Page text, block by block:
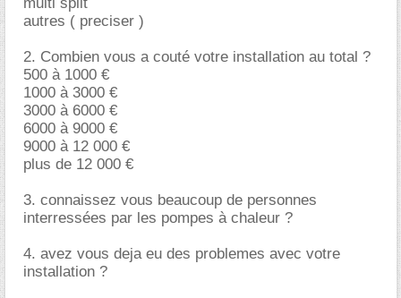
autres ( preciser )
2. Combien vous a couté votre installation au total ?
500 à 1000
1000 à 3000
3000 à 6000
6000 à 9000
9000 à 12 000
plus de 12 000
3. connaissez vous beaucoup de personnes
interressées par les pompes à chaleur ?
4. avez vous deja eu des problemes avec votre
installation ?